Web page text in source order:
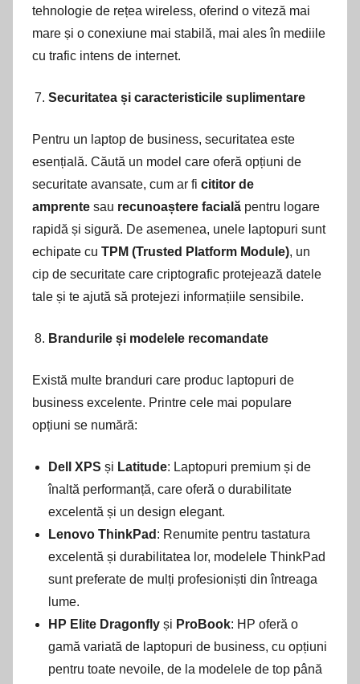
tehnologie de rețea wireless, oferind o viteză mai
mare și o conexiune mai stabilă, mai ales în mediile
cu trafic intens de internet.
Securitatea și caracteristicile suplimentare
Pentru un laptop de business, securitatea este
esențială. Căută un model care oferă opțiuni de
securitate avansate, cum ar fi cititor de
amprente sau recunoaștere facială pentru logare
rapidă și sigură. De asemenea, unele laptopuri sunt
echipate cu TPM (Trusted Platform Module), un
cip de securitate care criptografic protejează datele
tale și te ajută să protejezi informațiile sensibile.
Brandurile și modelele recomandate
Există multe branduri care produc laptopuri de
business excelente. Printre cele mai populare
opțiuni se numără:
Dell XPS și Latitude: Laptopuri premium și de
înaltă performanță, care oferă o durabilitate
excelentă și un design elegant.
Lenovo ThinkPad : Renumite pentru tastatura
excelentă și durabilitatea lor, modelele ThinkPad
sunt preferate de mulți profesioniști din întreaga
lume.
HP Elite Dragonfly și ProBook: HP oferă o
gamă variată de laptopuri de business, cu opțiuni
pentru toate nevoile, de la modelele de top până